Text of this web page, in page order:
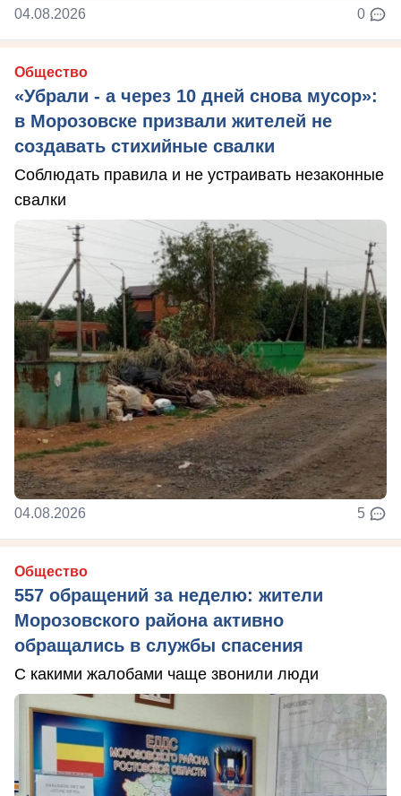
04.08.2026 0
Общество
«Убрали - а через 10 дней снова мусор»:
в Морозовске призвали жителей не
создавать стихийные свалки
Соблюдать правила и не устраивать незаконные
свалки
04.08.2026 5
Общество
557 обращений за неделю: жители
Морозовского района активно
обращались в службы спасения
С какими жалобами чаще звонили люди